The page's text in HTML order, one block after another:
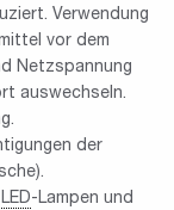
Verwendung
vor dem
Netzspannung
auswechseln.
der
LED-Lampen und